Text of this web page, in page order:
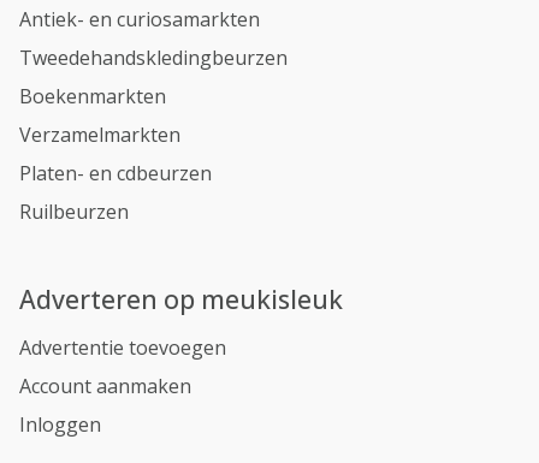
Antiek- en curiosamarkten
Tweedehandskledingbeurzen
Boekenmarkten
Verzamelmarkten
Platen- en cdbeurzen
Ruilbeurzen
Adverteren op meukisleuk
Advertentie toevoegen
Account aanmaken
Inloggen